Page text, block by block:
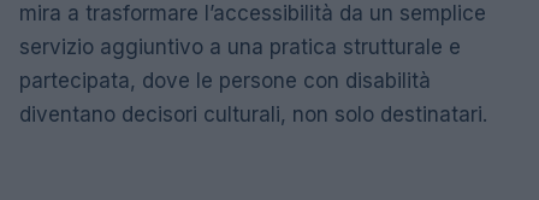
mira a trasformare l’accessibilità da un semplice
servizio aggiuntivo a una pratica strutturale e
partecipata, dove le persone con disabilità
diventano decisori culturali, non solo destinatari.